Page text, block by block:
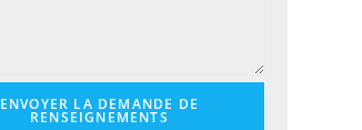
ENVOYER LA DEMANDE DE
RENSEIGNEMENTS